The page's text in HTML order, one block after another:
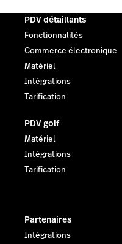
PDV détaillants
Fonctionnalités
Commerce électronique
Matériel
Intégrations
Tarification
PDV golf
Matériel
Intégrations
Tarification
Partenaires
Intégrations